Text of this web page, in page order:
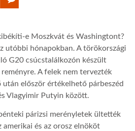
e Moszkvát és Washingtont?
utóbbi hónapokban. A törökországi
G20 csúcstalálkozón készült
A felek nem tervezték
után először értékelhető párbeszéd
Vlagyimir Putyin között.
párizsi merényletek ültették
amerikai és az orosz elnököt